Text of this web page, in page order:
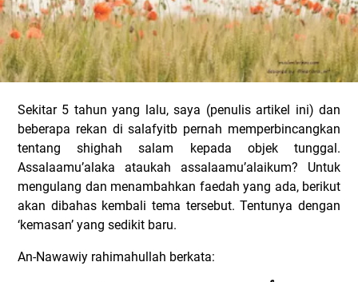
Sekitar 5 tahun yang lalu, saya (penulis artikel ini) dan
beberapa rekan di salafyitb pernah memperbincangkan
tentang shighah salam kepada objek tunggal.
Assalaamu’alaka ataukah assalaamu’alaikum? Untuk
mengulang dan menambahkan faedah yang ada, berikut
akan dibahas kembali tema tersebut.Tentunya dengan
‘kemasan’ yang sedikit baru.
An-Nawawiy rahimahullah berkata: